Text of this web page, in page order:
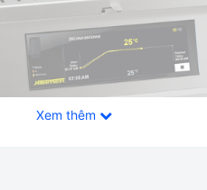
Xem thêm